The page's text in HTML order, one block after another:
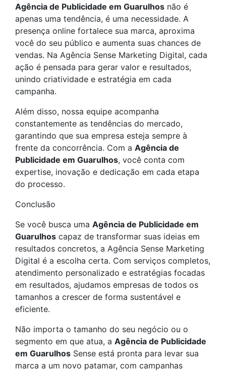
Agência de Publicidade em Guarulhos não é
apenas uma tendência, é uma necessidade. A
presença online fortalece sua marca, aproxima
você do seu público e aumenta suas chances de
vendas. Na Agência Sense Marketing Digital, cada
ação é pensada para gerar valor e resultados,
unindo criatividade e estratégia em cada
campanha.
Além disso, nossa equipe acompanha
constantemente as tendências do mercado,
garantindo que sua empresa esteja sempre à
frente da concorrência. Com a Agência de
Publicidade em Guarulhos, você conta com
expertise, inovação e dedicação em cada etapa
do processo.
Conclusão
Se você busca uma Agência de Publicidade em
Guarulhos capaz de transformar suas ideias em
resultados concretos, a Agência Sense Marketing
Digital é a escolha certa. Com serviços completos,
atendimento personalizado e estratégias focadas
em resultados, ajudamos empresas de todos os
tamanhos a crescer de forma sustentável e
eficiente.
Não importa o tamanho do seu negócio ou o
segmento em que atua, a Agência de Publicidade
em Guarulhos Sense está pronta para levar sua
marca a um novo patamar, com campanhas